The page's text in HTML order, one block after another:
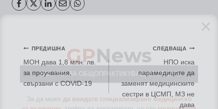
Навигация
ПРЕДИШНА
МОН дава 1,8 млн. лв.
за проучвания,
свързани с COVID-19
СЛЕДВАЩА
НПО иска
парамедиците да
заменят медицинските
сестри в ЦСМП, МЗ не
дава
НОВИНИ ЗА ОБЩОПРАКТИКУВАЩИЯ ЛЕКАР
За да можеда виждате специализирано медицинско
съдържание , трябва да декларирате, че стемедицински
специалист!